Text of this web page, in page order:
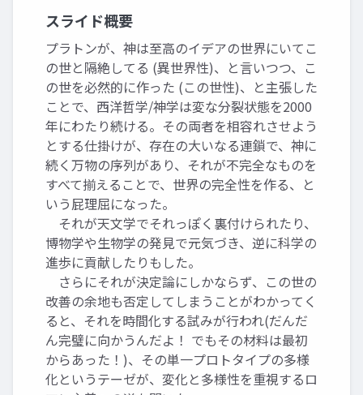
スライド概要
プラトンが、神は至高のイデアの世界にいてこ
の世と隔絶してる (異世界性)、と言いつつ、こ
の世を必然的に作った (この世性)、と主張した
ことで、西洋哲学/神学は変な分裂状態を2000
年にわたり続ける。その両者を相容れさせよう
とする仕掛けが、存在の大いなる連鎖で、神に
続く万物の序列があり、それが不完全なものを
すべて揃えることで、世界の完全性を作る、と
いう屁理屈になった。
それが天文学でそれっぽく裏付けられたり、
博物学や生物学の発見で元気づき、逆に科学の
進歩に貢献したりもした。
さらにそれが決定論にしかならず、この世の
改善の余地も否定してしまうことがわかってく
ると、それを時間化する試みが行われ(だんだ
ん完璧に向かうんだよ！ でもその材料は最初
からあった！)、その単一プロトタイプの多様
化というテーゼが、変化と多様性を重視するロ